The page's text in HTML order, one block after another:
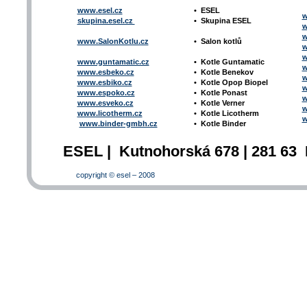
www.esel.cz
skupina.esel.cz
www.SalonKotlu.cz
www.guntamatic.cz
www.esbeko.cz
www.esbiko.cz
www.espoko.cz
www.esveko.cz
www.licotherm.cz
www.binder-gmbh.cz
• ESEL
• Skupina ESEL
• Salon kotlů
• Kotle Guntamatic
• Kotle Benekov
• Kotle Opop Biopel
• Kotle Ponast
• Kotle Verner
• Kotle Licotherm
• Kotle Binder
ESEL | Kutnohorská 678 | 281
copyright © esel – 2008